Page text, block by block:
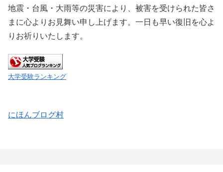
地震・台風・大雨等の災害により、被害を受けられた皆さ
まに心よりお見舞い申し上げます。一日も早い復旧を心よ
りお祈りいたします。
大学受験ランキング
にほんブログ村